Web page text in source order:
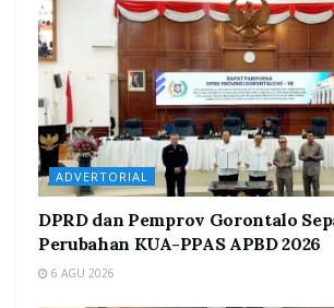
ADVERTORIAL
DPRD dan Pemprov Gorontalo
Perubahan KUA-PPAS APBD 2026
6 AGU 2026